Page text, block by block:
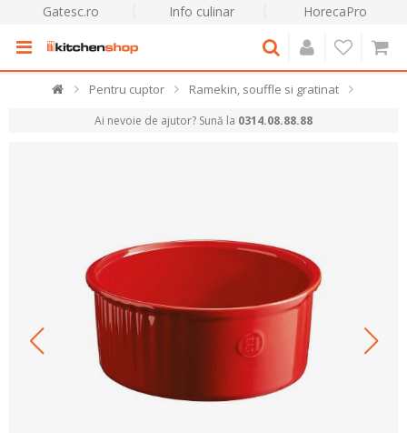
Gatesc.ro Info culinar HorecaPro
Pentru cuptor Ramekin, souffle si gratinat
Ai nevoie de ajutor? Sună la 0314.08.88.88